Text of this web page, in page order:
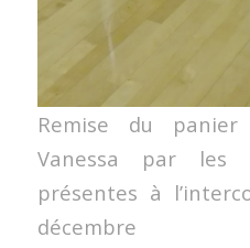
Remise du
Vanessa par les
présentes à
décembre